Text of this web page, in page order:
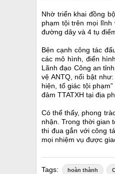
Nhờ triển khai đồng
phạm tội trên mọi
đường dây và 4 tụ
Bên cạnh công tác
các mô hình, điển
Lãnh đạo Công an
vệ ANTQ, nổi bật
hiện, tố giác tội
đảm TTATXH tại địa
Có thể thấy, phong
nhận. Trong thời gian
thi đua gắn với công
mọi nhiệm vụ được
Tags: hoàn thành